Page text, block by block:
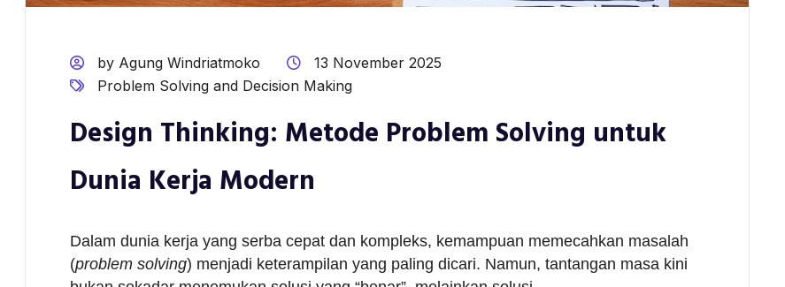
by Agung Windriatmoko
13 November 2025
Problem Solving and Decision Making
Design Thinking: Metode Problem Solving untuk
Dunia Kerja Modern
Dalam dunia kerja yang serba cepat dan kompleks, kemampuan memecahkan masalah
(problem solving) menjadi keterampilan yang paling dicari. Namun, tantangan masa kini